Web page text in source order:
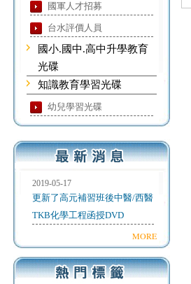
國軍人才招募
台水評價人員
國小.國中.高中升學教育
光碟
知識教育學習光碟
幼兒學習光碟
2019-05-17
更新了高元補習班後中醫/西醫
TKB化學工程函授DVD
MORE